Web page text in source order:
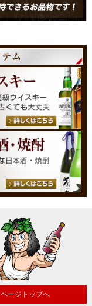
ページトップへ